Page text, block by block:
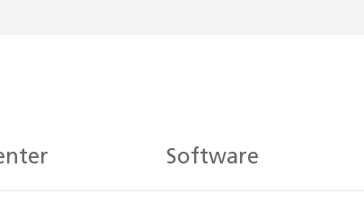
Software